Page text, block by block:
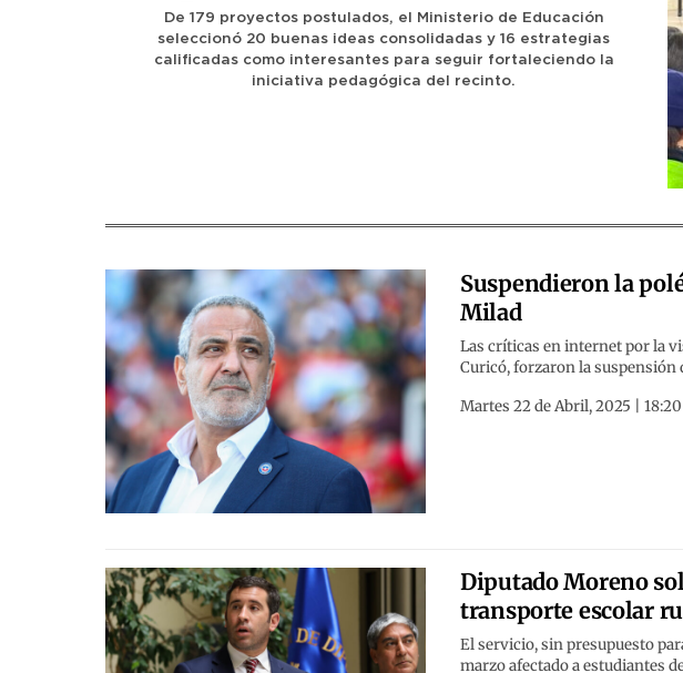
De 179 proyectos postulados, el Ministerio de Educación
seleccionó 20 buenas ideas consolidadas y 16 estrategias
calificadas como interesantes para seguir fortaleciendo la
iniciativa pedagógica del recinto.
Suspendieron la
Milad
Las críticas en internet por la
Curicó, forzaron la suspensión
Martes 22 de Abril, 2025 | 18:20
Diputado Moreno
transporte escolar
El servicio, sin presupuesto
marzo afectado a estudiantes